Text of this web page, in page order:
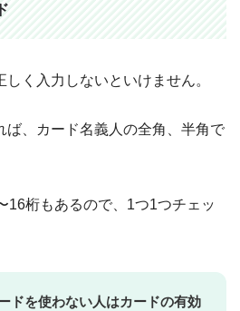
く入力しないといけません。
ば、カード名義人の全角、半角で
16桁もあるので、1つ1つチェッ
ドを使わない人はカードの有効